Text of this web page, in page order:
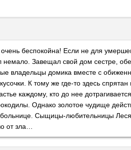
беспокойна! Если не для
Завещал свой дом сестре,
владельцы домика вместе с
К тому же где-то здесь
каждому, кто до нее
Однако золотое чудище
больнице. Сыщицы-любительницы
от зла…